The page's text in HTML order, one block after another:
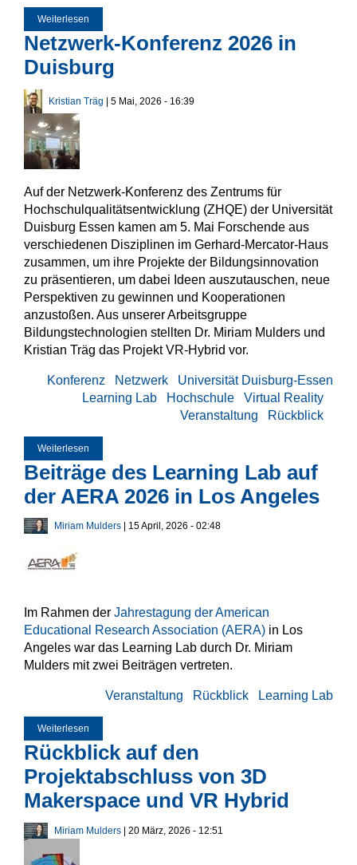
Weiterlesen
Netzwerk-Konferenz 2026 in
Duisburg
Kristian Träg | 5 Mai, 2026 - 16:39
Auf der Netzwerk-Konferenz des Zentrums für
Hochschulqualitätsentwicklung (ZHQE) der Universität
Duisburg Essen kamen am 5. Mai Forschende aus
verschiedenen Disziplinen im Gerhard-Mercator-Haus
zusammen, um ihre Projekte der Bildungsinnovation
zu präsentieren, um dabei Ideen auszutauschen, neue
Perspektiven zu gewinnen und Kooperationen
anzustoßen. Aus unserer Arbeitsgruppe
Bildungstechnologien stellten Dr. Miriam Mulders und
Kristian Träg das Projekt VR-Hybrid vor.
Universität Duisburg-Essen
Netzwerk
Konferenz
Virtual Reality
Hochschule
Learning Lab
Rückblick
Veranstaltung
Weiterlesen
Beiträge des Learning Lab auf
der AERA 2026 in Los Angeles
Miriam Mulders | 15 April, 2026 - 02:48
Im Rahmen der Jahrestagung der American
Educational Research Association (AERA) in Los
Angeles war das Learning Lab durch Dr. Miriam
Mulders mit zwei Beiträgen vertreten.
Learning Lab
Rückblick
Veranstaltung
Weiterlesen
Angeles
Rückblick auf den
Projektabschluss von 3D
Makerspace und VR Hybrid
Miriam Mulders | 20 März, 2026 - 12:51